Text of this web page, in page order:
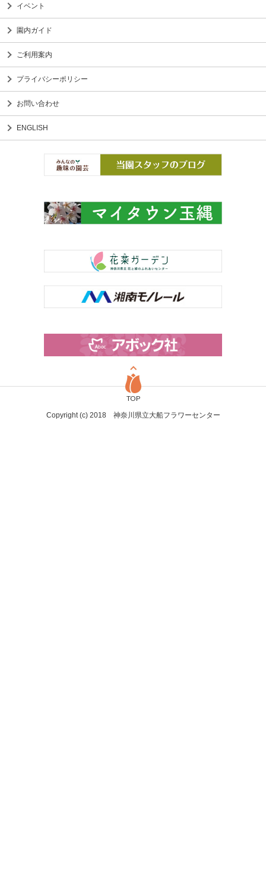
イベント
園内ガイド
ご利用案内
プライバシーポリシー
お問い合わせ
ENGLISH
TOP
Copyright (c) 2018 神奈川県立大船フラワーセンター